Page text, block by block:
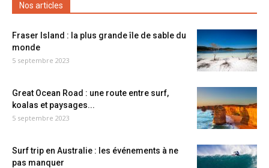
Nos articles
Fraser Island : la plus grande île de sable du
monde
5 septembre 2023
Great Ocean Road : une route entre surf,
koalas et paysages...
5 septembre 2023
Surf trip en Australie : les événements à ne
pas manquer